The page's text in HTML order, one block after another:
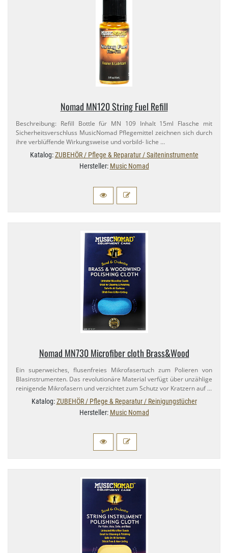
Nomad MN120 String Fuel Refill
Beschreibung: Refill Bottle für MN 109 Inhalt 15ml Flasche mit
Sicherheitsverschluss MusicNomad Pflegemittel zeichnen sich durch
ihre verblüffende Wirkungsweise und vorbild- liche …
Katalog:ZUBEHÖR / Pflege & Reparatur / Saiteninstrumente
Hersteller: Music Nomad
Nomad MN730 Microfiber cloth Brass&Wood
Ein superweiches, flusenfreies Mikrofasertuch zum Polieren von
Blasinstrumenten. Das revolutionäre Material verfügt über unzählige
reinigende Mikrofasern und verzichtet zum Schutz vor Kratzern auf …
Katalog:ZUBEHÖR / Pflege & Reparatur / Reinigungstücher
Hersteller: Music Nomad